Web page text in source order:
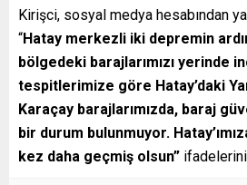
Kirişci, sosyal medya hesabından
“Hatay merkezli iki depremin
bölgedeki barajlarımızı yerinde
tespitlerimize göre Hatay’daki
Karaçay barajlarımızda, baraj
bir durum bulunmuyor.
kez daha geçmiş olsun” ifadelerini